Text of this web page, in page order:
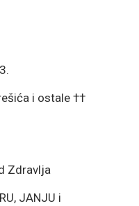
i ostale ††
Zdravlja
JANJU i